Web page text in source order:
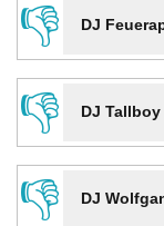
👎
DJ
👎
DJ Tallboy
👎
DJ